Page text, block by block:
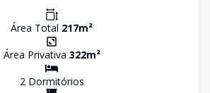
Área Total 217m²
Área Privativa 322m²
2Dormitórios